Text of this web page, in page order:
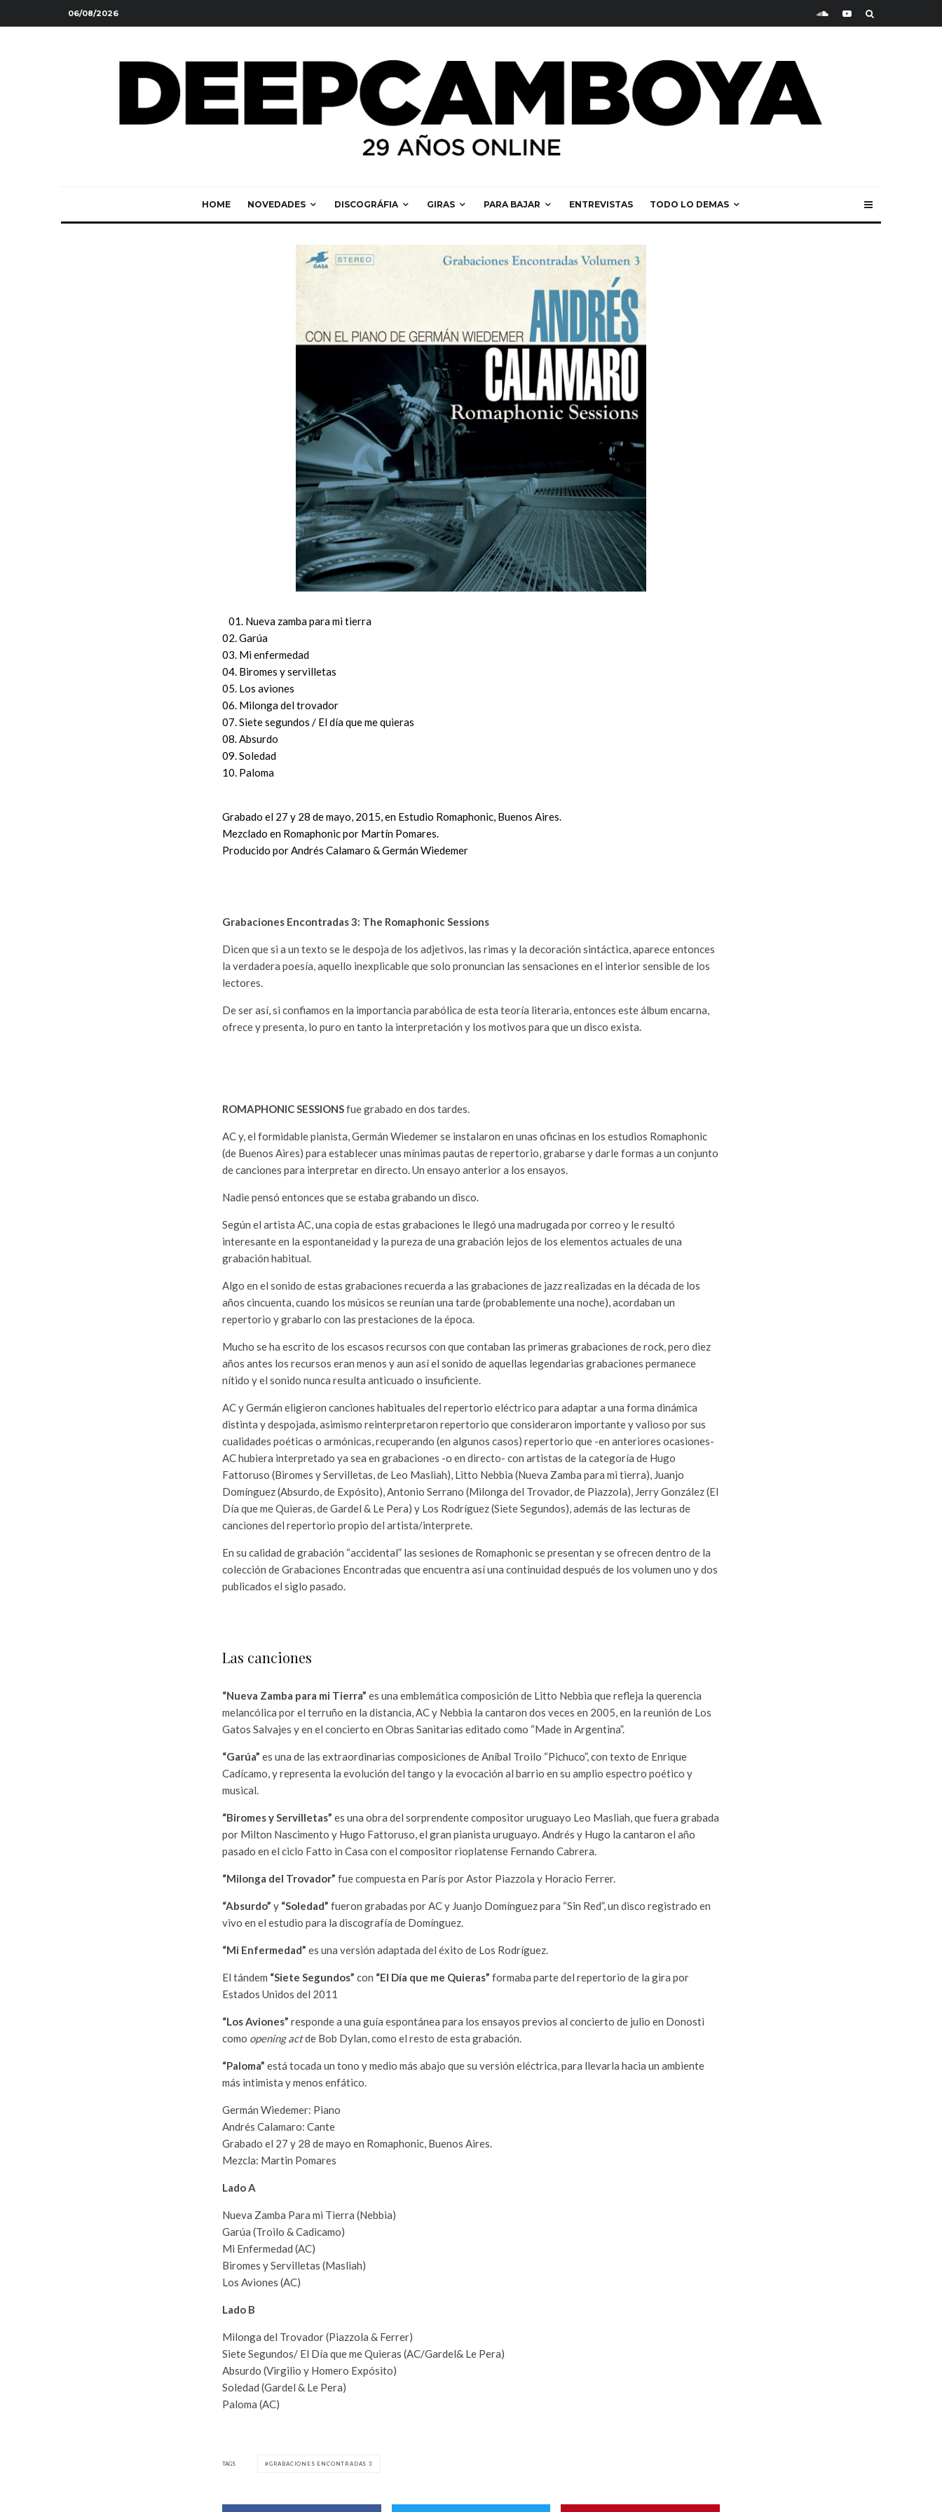
06/08/2026
HOME NOVEDADES DISCOGRÁFIA GIRAS PARA BAJAR ENTREVISTAS TODO LO DEMAS
01. Nueva zamba para mi tierra
02. Garúa
03. Mi enfermedad
04. Biromes y servilletas
05. Los aviones
06. Milonga del trovador
07. Siete segundos / El día que me quieras
08. Absurdo
09. Soledad
10. Paloma
Grabado el 27 y 28 de mayo, 2015, en Estudio Romaphonic, Buenos Aires.
Mezclado en Romaphonic por Martín Pomares.
Producido por Andrés Calamaro & Germán Wiedemer
Grabaciones Encontradas 3: The Romaphonic Sessions
Dicen que si a un texto se le despoja de los adjetivos, las rimas y la decoración sintáctica, aparece entonces
la verdadera poesía, aquello inexplicable que solo pronuncian las sensaciones en el interior sensible de los
lectores.
De ser así, si confiamos en la importancia parabólica de esta teoría literaria, entonces este álbum encarna,
ofrece y presenta, lo puro en tanto la interpretación y los motivos para que un disco exista.
ROMAPHONIC SESSIONSfue grabado en dos tardes.
AC y, el formidable pianista, Germán Wiedemer se instalaron en unas oficinas en los estudios Romaphonic
(de Buenos Aires) para establecer unas mínimas pautas de repertorio, grabarse y darle formas a un conjunto
de canciones para interpretar en directo. Un ensayo anterior a los ensayos.
Nadie pensó entonces que se estaba grabando un disco.
Según el artista AC, una copia de estas grabaciones le llegó una madrugada por correo y le resultó
interesante en la espontaneidad y la pureza de una grabación lejos de los elementos actuales de una
grabación habitual.
Algo en el sonido de estas grabaciones recuerda a las grabaciones de jazz realizadas en la década de los
años cincuenta, cuando los músicos se reunían una tarde (probablemente una noche), acordaban un
repertorio y grabarlo con las prestaciones de la época.
Mucho se ha escrito de los escasos recursos con que contaban las primeras grabaciones de rock, pero diez
años antes los recursos eran menos y aun así el sonido de aquellas legendarias grabaciones permanece
nítido y el sonido nunca resulta anticuado o insuficiente.
AC y Germán eligieron canciones habituales del repertorio eléctrico para adaptar a una forma dinámica
distinta y despojada, asimismo reinterpretaron repertorio que consideraron importante y valioso por sus
cualidades poéticas o armónicas, recuperando (en algunos casos) repertorio que -en anteriores ocasiones-
AC hubiera interpretado ya sea en grabaciones -o en directo- con artistas de la categoría de Hugo
Fattoruso (Biromes y Servilletas, de Leo Masliah), Litto Nebbia (Nueva Zamba para mi tierra), Juanjo
Domínguez (Absurdo, de Expósito), Antonio Serrano (Milonga del Trovador, de Piazzola), Jerry González (El
Día que me Quieras, de Gardel & Le Pera) y Los Rodríguez (Siete Segundos), además de las lecturas de
canciones del repertorio propio del artista/interprete.
En su calidad de grabación “accidental” las sesiones de Romaphonic se presentan y se ofrecen dentro de la
colección de Grabaciones Encontradas que encuentra así una continuidad después de los volumen uno y dos
publicados el siglo pasado.
Las canciones
“Nueva Zamba para mi Tierra” es una emblemática composición de Litto Nebbia que refleja la querencia
melancólica por el terruño en la distancia, AC y Nebbia la cantaron dos veces en 2005, en la reunión de Los
Gatos Salvajes y en el concierto en Obras Sanitarias editado como “Made in Argentina”.
“Garúa” es una de las extraordinarias composiciones de Aníbal Troilo “Pichuco”, con texto de Enrique
Cadícamo, y representa la evolución del tango y la evocación al barrio en su amplio espectro poético y
musical.
“Biromes y Servilletas” es una obra del sorprendente compositor uruguayo Leo Masliah, que fuera grabada
por Milton Nascimento y Hugo Fattoruso, el gran pianista uruguayo. Andrés y Hugo la cantaron el año
pasado en el ciclo Fatto in Casa con el compositor rioplatense Fernando Cabrera.
“Milonga del Trovador” fue compuesta en París por Astor Piazzola y Horacio Ferrer.
“Absurdo” y “Soledad” fueron grabadas por AC y Juanjo Domínguez para “Sin Red”, un disco registrado en
vivo en el estudio para la discografía de Domínguez.
“Mi Enfermedad” es una versión adaptada del éxito de Los Rodríguez.
El tándem “Siete Segundos” con “El Día que me Quieras” formaba parte del repertorio de la gira por
Estados Unidos del 2011
“Los Aviones” responde a una guía espontánea para los ensayos previos al concierto de julio en Donosti
como opening actde Bob Dylan, como el resto de esta grabación.
“Paloma” está tocada un tono y medio más abajo que su versión eléctrica, para llevarla hacia un ambiente
más intimista y menos enfático.
Germán Wiedemer: Piano
Andrés Calamaro: Cante
Grabado el 27 y 28 de mayo en Romaphonic, Buenos Aires.
Mezcla: Martin Pomares
Lado A
Nueva Zamba Para mi Tierra (Nebbia)
Garúa (Troilo & Cadicamo)
Mi Enfermedad (AC)
Biromes y Servilletas (Masliah)
Los Aviones (AC)
Lado B
Milonga del Trovador (Piazzola & Ferrer)
Siete Segundos/ El Día que me Quieras (AC/Gardel& Le Pera)
Absurdo (Virgilio y Homero Expósito)
Soledad (Gardel & Le Pera)
Paloma (AC)
TAGS GRABACIONES ENCONTRADAS 3